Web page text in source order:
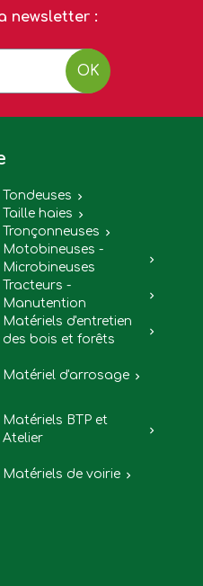
newsletter :
OK
Tondeuses 
Taille haies 
Tronçonneuses 
Motobineuses -
Microbineuses

Tracteurs -
Manutention

Matériels d'entretien
des bois et forêts

Matériel d'arrosage 
Matériels BTP et
Atelier

Matériels de voirie 